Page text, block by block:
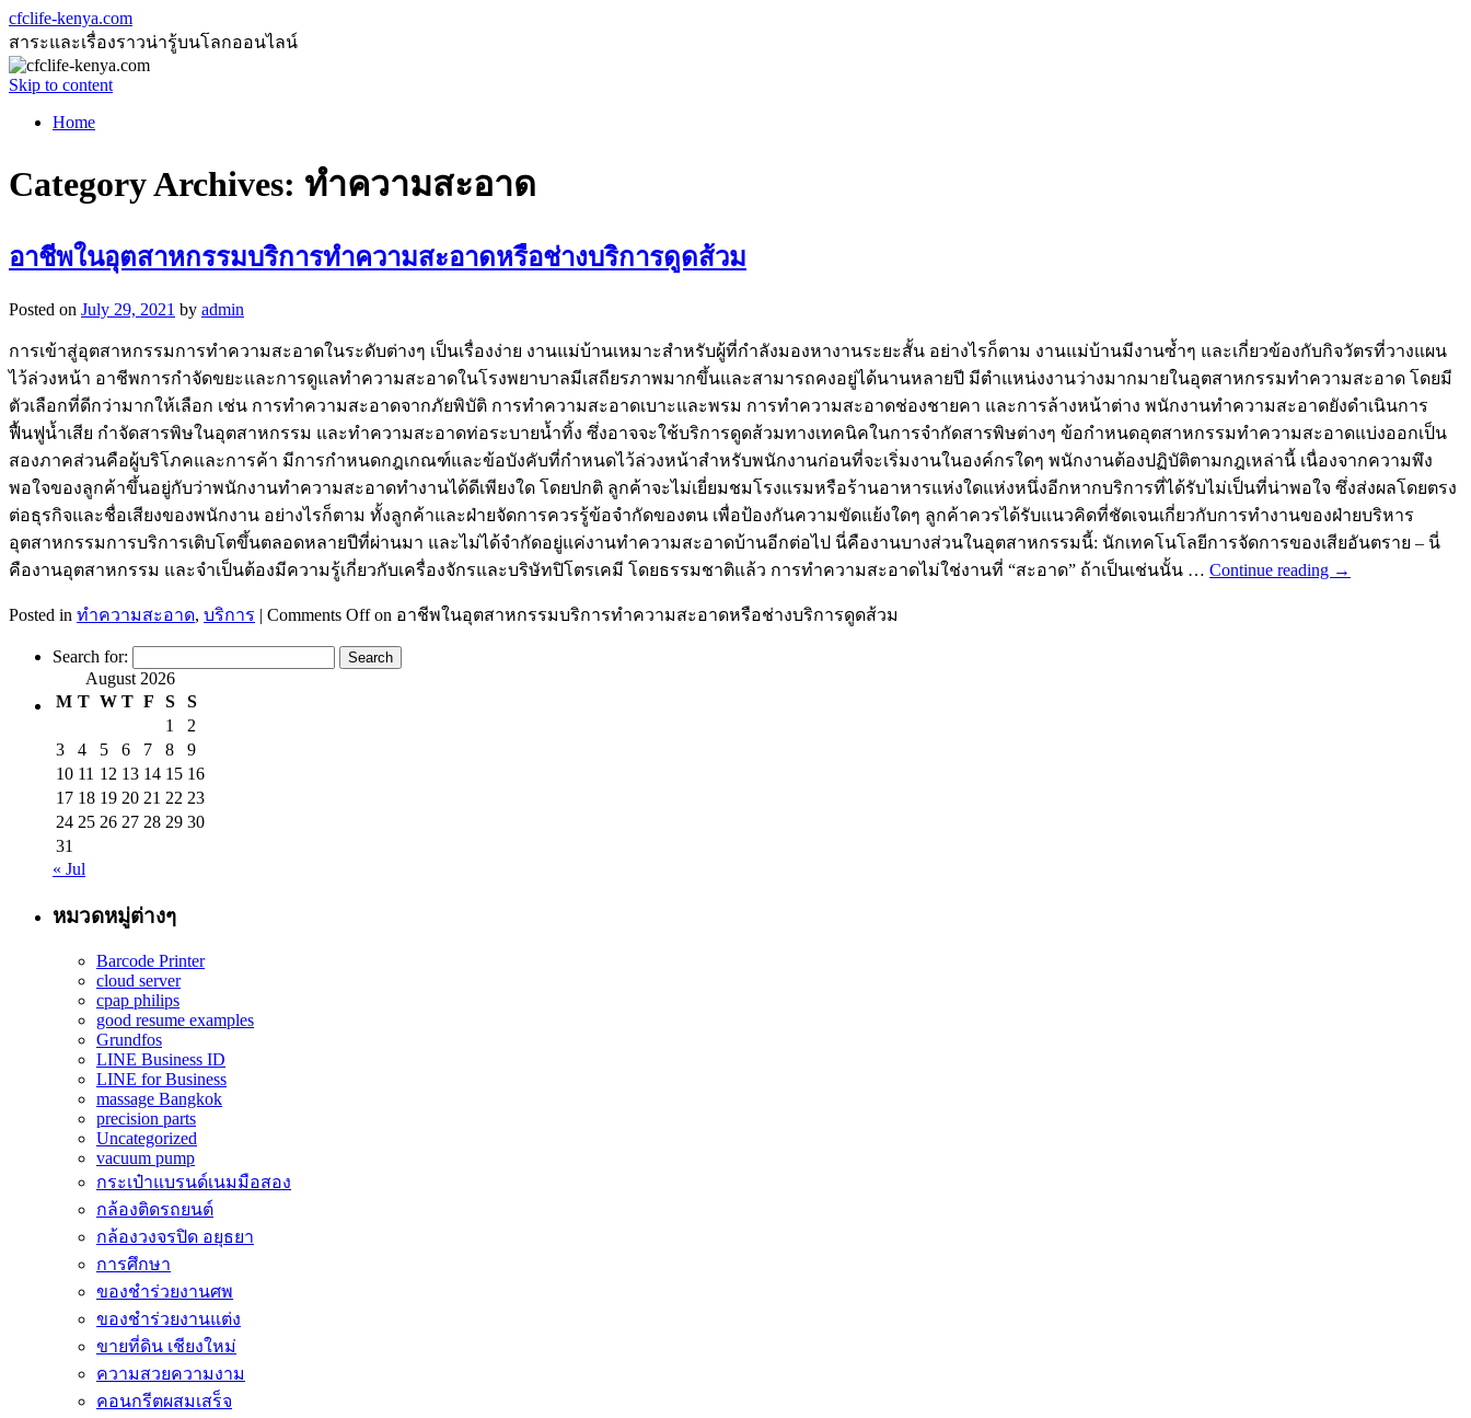
cfclife-kenya.com
สาระและเรื่องราวน่ารู้บนโลกออนไลน์
Skip to content
Home
Category Archives: ทำความสะอาด
อาชีพในอุตสาหกรรมบริการทำความสะอาดหรือช่างบริการดูดส้วม
Posted on July 29, 2021 by admin
การเข้าสู่อุตสาหกรรมการทำความสะอาดในระดับต่างๆ เป็นเรื่องง่าย งานแม่บ้านเหมาะสำหรับผู้ที่กำลังมองหางานระยะสั้น อย่างไรก็ตาม งานแม่บ้านมีงานซ้ำๆ และเกี่ยวข้องกับกิจวัตรที่วางแผน
ไว้ล่วงหน้า อาชีพการกำจัดขยะและการดูแลทำความสะอาดในโรงพยาบาลมีเสถียรภาพมากขึ้นและสามารถคงอยู่ได้นานหลายปี มีตำแหน่งงานว่างมากมายในอุตสาหกรรมทำความสะอาด โดยมี
ตัวเลือกที่ดีกว่ามากให้เลือก เช่น การทำความสะอาดจากภัยพิบัติ การทำความสะอาดเบาะและพรม การทำความสะอาดช่องชายคา และการล้างหน้าต่าง พนักงานทำความสะอาดยังดำเนินการ
ฟื้นฟูน้ำเสีย กำจัดสารพิษในอุตสาหกรรม และทำความสะอาดท่อระบายน้ำทิ้ง ซึ่งอาจจะใช้บริการดูดส้วมทางเทคนิคในการจำกัดสารพิษต่างๆ ข้อกำหนดอุตสาหกรรมทำความสะอาดแบ่งออกเป็น
สองภาคส่วนคือผู้บริโภคและการค้า มีการกำหนดกฎเกณฑ์และข้อบังคับที่กำหนดไว้ล่วงหน้าสำหรับพนักงานก่อนที่จะเริ่มงานในองค์กรใดๆ พนักงานต้องปฏิบัติตามกฎเหล่านี้ เนื่องจากความพึง
พอใจของลูกค้าขึ้นอยู่กับว่าพนักงานทำความสะอาดทำงานได้ดีเพียงใด โดยปกติ ลูกค้าจะไม่เยี่ยมชมโรงแรมหรือร้านอาหารแห่งใดแห่งหนึ่งอีกหากบริการที่ได้รับไม่เป็นที่น่าพอใจ ซึ่งส่งผลโดยตรง
ต่อธุรกิจและชื่อเสียงของพนักงาน อย่างไรก็ตาม ทั้งลูกค้าและฝ่ายจัดการควรรู้ข้อจำกัดของตน เพื่อป้องกันความขัดแย้งใดๆ ลูกค้าควรได้รับแนวคิดที่ชัดเจนเกี่ยวกับการทำงานของฝ่ายบริหาร
อุตสาหกรรมการบริการเติบโตขึ้นตลอดหลายปีที่ผ่านมา และไม่ได้จำกัดอยู่แค่งานทำความสะอาดบ้านอีกต่อไป นี่คืองานบางส่วนในอุตสาหกรรมนี้: นักเทคโนโลยีการจัดการของเสียอันตราย – นี่
คืองานอุตสาหกรรม และจำเป็นต้องมีความรู้เกี่ยวกับเครื่องจักรและบริษัทปิโตรเคมี โดยธรรมชาติแล้ว การทำความสะอาดไม่ใช่งานที่ “สะอาด” ถ้าเป็นเช่นนั้น … Continue reading →
Posted in ทำความสะอาด, บริการ | Comments Offon อาชีพในอุตสาหกรรมบริการทำความสะอาดหรือช่างบริการดูดส้วม
Search for:
August 2026
M T W T F S
S
1
2
3
4 5 6 7 8
9
10 11 12 13 14 15 16
17 18 19 20 21 22 23
24 25 26 27 28 29 30
31
« Jul
หมวดหมู่ต่างๆ
Barcode Printer
cloud server
cpap philips
good resume examples
Grundfos
LINE Business ID
LINE for Business
massage Bangkok
precision parts
Uncategorized
vacuum pump
กระเป๋าแบรนด์เนมมือสอง
กล้องติดรถยนต์
กล้องวงจรปิด อยุธยา
การศึกษา
ของชำร่วยงานศพ
ของชำร่วยงานแต่ง
ขายที่ดิน เชียงใหม่
ความสวยความงาม
คอนกรีตผสมเสร็จ